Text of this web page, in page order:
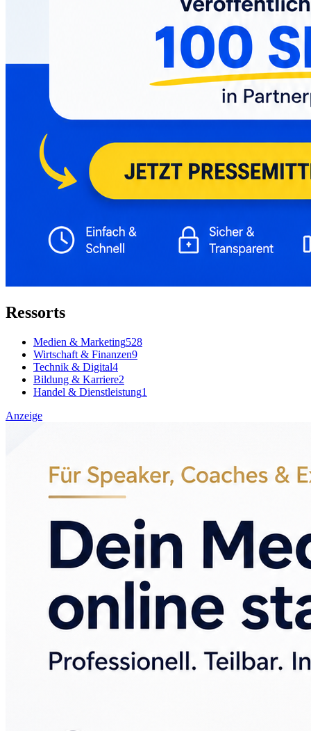
Ressorts
Medien & Marketing528
Wirtschaft & Finanzen9
Technik & Digital4
Bildung & Karriere2
Handel & Dienstleistung1
Anzeige